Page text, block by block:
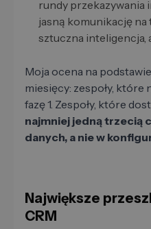
rundy
jasną komunikację na
sztuczna inteligencja,
Moja ocena na
miesięcy: zespoły, które
fazę 1. Zespoły, które
najmniej jedną trzecią
danych, a nie w
Największe
CRM